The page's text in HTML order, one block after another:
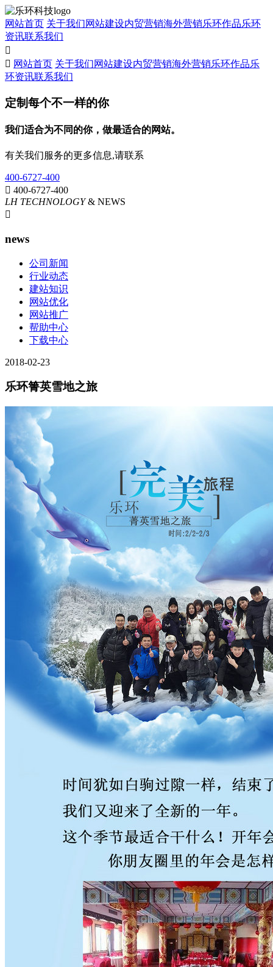
网站首页 关于我们网站建设内贸营销海外营销乐环作品乐环
资讯联系我们

 网站首页 关于我们网站建设内贸营销海外营销乐环作品乐
环资讯联系我们
定制每个不一样的你
我们适合为不同的你，做最适合的网站。
有关我们服务的更多信息,请联系
400-6727-400
 400-6727-400
LH TECHNOLOGY& NEWS

news
公司新闻
行业动态
建站知识
网站优化
网站推广
帮助中心
下载中心
2018-02-23
乐环箐英雪地之旅